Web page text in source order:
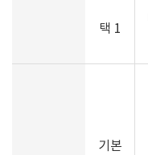
택 1
기본